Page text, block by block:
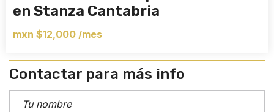
en Stanza Cantabria
mxn $12,000 /mes
Contactar para más info